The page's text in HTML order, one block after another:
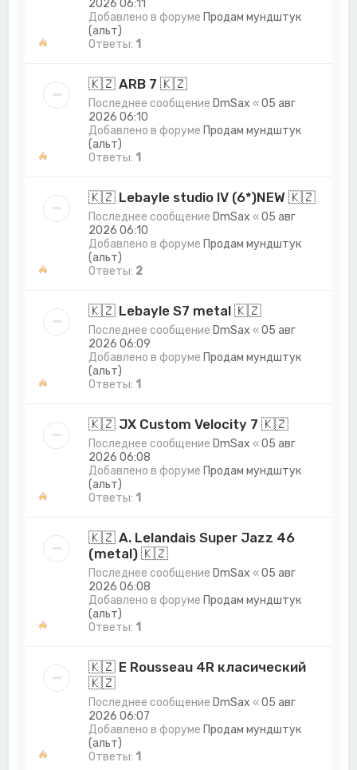
2026 06:11
Добавлено в форуме Продам мундштук
(альт)
Ответы: 1
🇰🇿 ARB 7 🇰🇿
Последнее сообщение DmSax «05 авг
2026 06:10
Добавлено в форуме Продам мундштук
(альт)
Ответы: 1
🇰🇿 Lebayle studio lV (6*)NEW 🇰🇿
Последнее сообщение DmSax «05 авг
2026 06:10
Добавлено в форуме Продам мундштук
(альт)
Ответы: 2
🇰🇿 Lebayle S7 metal 🇰🇿
Последнее сообщение DmSax «05 авг
2026 06:09
Добавлено в форуме Продам мундштук
(альт)
Ответы: 1
🇰🇿 JX Custom Velocity 7 🇰🇿
Последнее сообщение DmSax «05 авг
2026 06:08
Добавлено в форуме Продам мундштук
(альт)
Ответы: 1
🇰🇿 A. Lelandais Super Jazz 46
(metal) 🇰🇿
Последнее сообщение DmSax «05 авг
2026 06:08
Добавлено в форуме Продам мундштук
(альт)
Ответы: 1
🇰🇿 E Rousseau 4R класический
🇰🇿
Последнее сообщение DmSax «05 авг
2026 06:07
Добавлено в форуме Продам мундштук
(альт)
Ответы: 1